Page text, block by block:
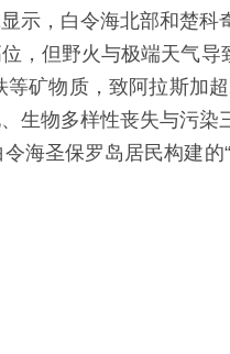
示，白令海北部和楚科
，但野火与极端天气导
矿物质，致阿拉斯加
生物多样性丧失与污染
海圣保罗岛居民构建的